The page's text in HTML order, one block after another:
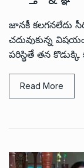
జానకీ కలగనలేదు
చదువుకున్న
పరిస్థితే తన
Read More